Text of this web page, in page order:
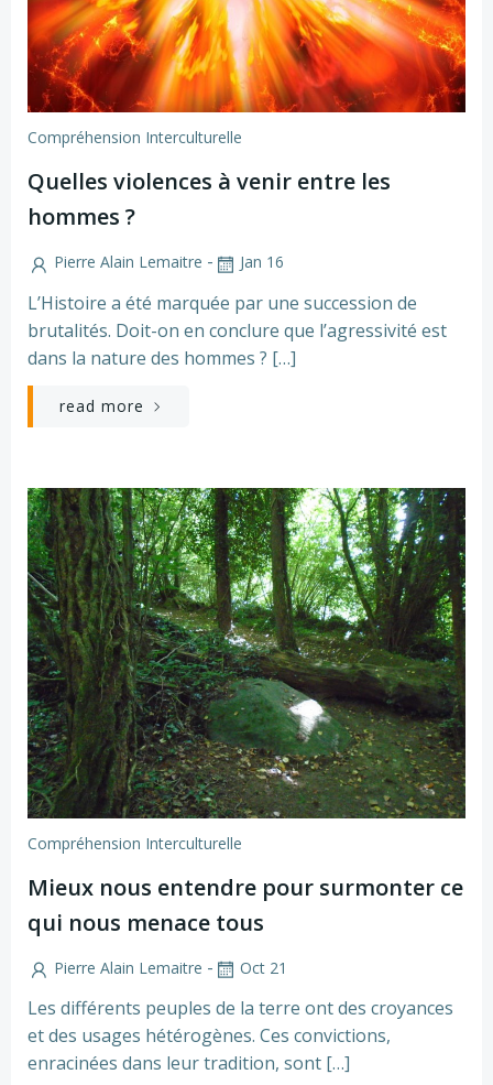
Compréhension Interculturelle
Quelles violences à venir entre les
hommes ?
Pierre Alain Lemaitre - Jan 16
L’Histoire a été marquée par une succession de
brutalités. Doit-on en conclure que l’agressivité est
dans la nature des hommes ? […]
read more
Compréhension Interculturelle
Mieux nous entendre pour surmonter ce
qui nous menace tous
Pierre Alain Lemaitre - Oct 21
Les différents peuples de la terre ont des croyances
et des usages hétérogènes. Ces convictions,
enracinées dans leur tradition, sont […]